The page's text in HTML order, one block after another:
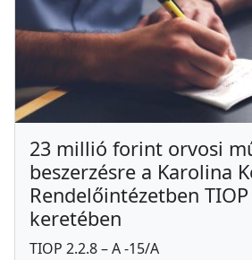
23 millió forint orvosi
beszerzésre a Karolina
Rendelőintézetben
keretében
TIOP 2.2.8 – A -15/A